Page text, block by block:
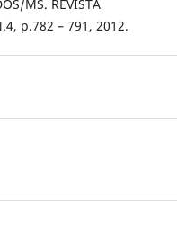
MS. REVISTA
p.782 – 791, 2012.